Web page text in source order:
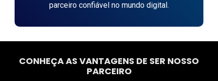
parceiro confiável no mundo digital.
CONHEÇA AS VANTAGENS DE SER NOSSO
PARCEIRO